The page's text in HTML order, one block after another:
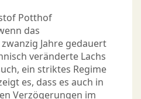
Potthof
das
Jahre gedauert
veränderte Lachs
ein striktes Regime
es, dass es auch in
Verzögerungen im